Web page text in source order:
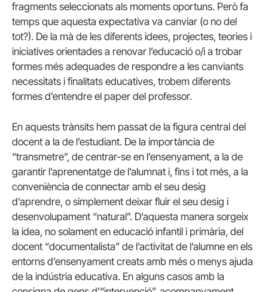
fragments seleccionats als moments oportuns. Però fa
temps que aquesta expectativa va canviar (o no del
tot?). De la mà de les diferents idees, projectes, teories i
iniciatives orientades a renovar l’educació o/i a trobar
formes més adequades de respondre a les canviants
necessitats i finalitats educatives, trobem diferents
formes d’entendre el paper del professor.
En aquests trànsits hem passat de la figura central del
docent a la de l’estudiant. De la importància de
“transmetre”, de centrar-se en l’ensenyament, a la de
garantir l’aprenentatge de l’alumnat i, fins i tot més, a la
conveniència de connectar amb el seu desig
d’aprendre, o simplement deixar fluir el seu desig i
desenvolupament “natural”. D’aquesta manera sorgeix
la idea, no solament en educació infantil i primària, del
docent “documentalista” de l’activitat de l’alumne en els
entorns d’ensenyament creats amb més o menys ajuda
de la indústria educativa. En alguns casos amb la